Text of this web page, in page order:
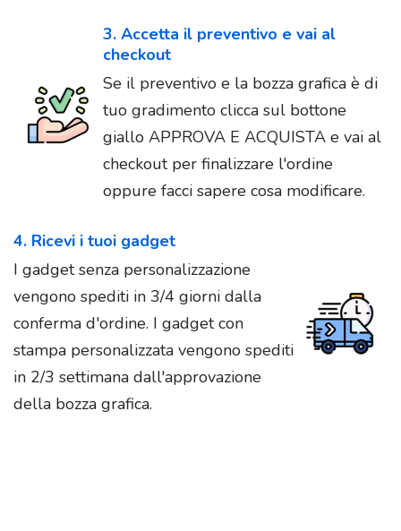
3. Accetta il preventivo e vai al
checkout
Se il preventivo e la bozza grafica è di
tuo gradimento clicca sul bottone
giallo APPROVA E ACQUISTA e vai al
checkout per finalizzare l'ordine
oppure facci sapere cosa modificare.
4. Ricevi i tuoi gadget
I gadget senza personalizzazione
vengono spediti in 3/4 giorni dalla
conferma d'ordine. I gadget con
stampa personalizzata vengono spediti
in 2/3 settimana dall'approvazione
della bozza grafica.